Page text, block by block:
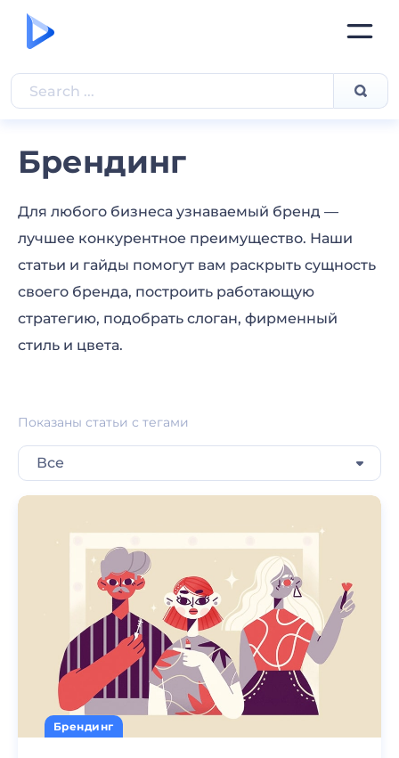
Брендинг
Для любого бизнеса узнаваемый бренд —
лучшее конкурентное преимущество. Наши
статьи и гайды помогут вам раскрыть сущность
своего бренда, построить работающую
стратегию, подобрать слоган, фирменный
стиль и цвета.
Показаны статьи с тегами
Все
Брендинг